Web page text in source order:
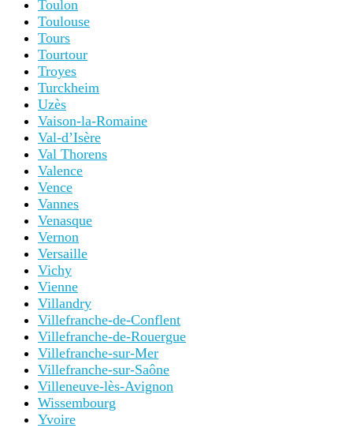
Toulon
Toulouse
Tours
Tourtour
Troyes
Turckheim
Uzès
Vaison-la-Romaine
Val-d’Isère
Val Thorens
Valence
Vence
Vannes
Venasque
Vernon
Versaille
Vichy
Vienne
Villandry
Villefranche-de-Conflent
Villefranche-de-Rouergue
Villefranche-sur-Mer
Villefranche-sur-Saône
Villeneuve-lès-Avignon
Wissembourg
Yvoire